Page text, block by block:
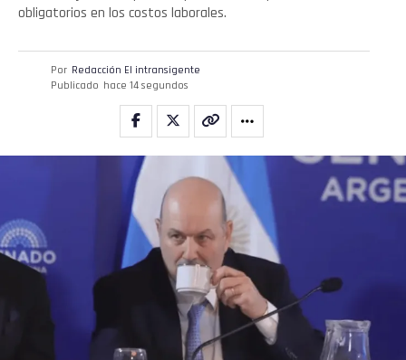
obligatorios en los costos laborales.
Por Redacción El intransigente
Publicado hace 14 segundos
Flipboard
Reddit
Pinterest
Whatsapp